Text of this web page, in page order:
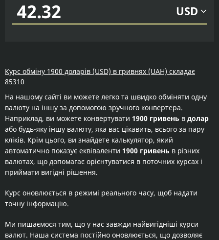
USD
Курс обміну 1900 доларів (USD) в гривнях (UAH) складає
85310
На нашому сайті ви можете легко та швидко обміняти одну
валюту на іншу за допомогою зручного конвертера.
Наприклад, ви можете конвертувати 1900 гривень в долар
або будь-яку іншу валюту, яка вас цікавить, всього за пару
кліків. Крім цього, ви знайдете калькулятор, який
автоматично показує еквіваленти 1900 гривень в різних
валютах, що допомагає орієнтуватися в поточних курсах і
приймати вигідні рішення.
Курс оновлюється в режимі реального часу, щоб надати
точну інформацію.
Ми пишаємося тим, що у нас завжди найвигідніші курси
валют. Наша система постійно оновлюється, що дозволяє